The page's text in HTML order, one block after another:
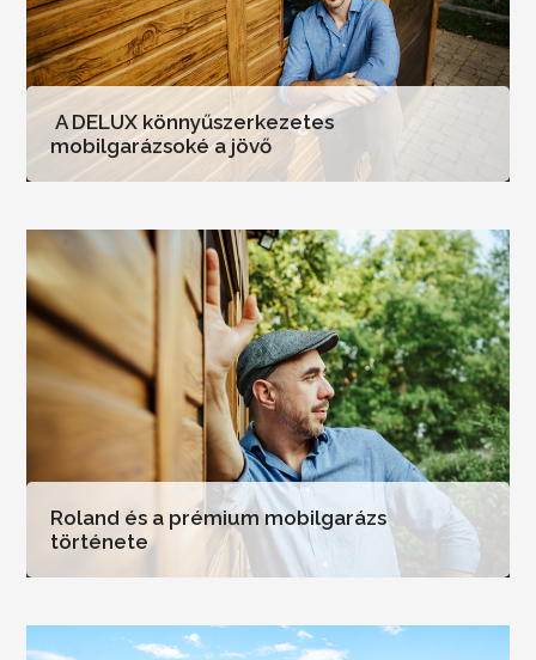
A DELUX könnyűszerkezetes
mobilgarázsoké a jövő
Roland és a prémium mobilgarázs
története